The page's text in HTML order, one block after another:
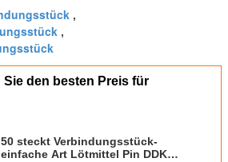
,
,
Sie den besten Preis für
50 steckt Verbindungsstück-
einfache Art Lötmittel Pin DDK